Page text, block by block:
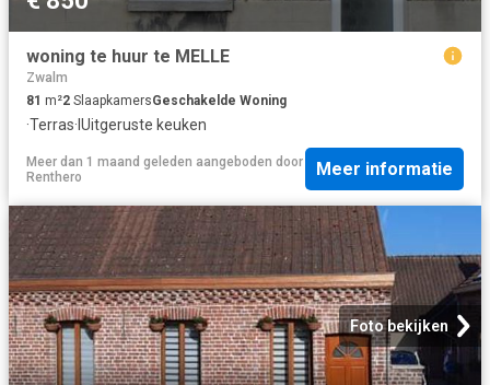
woning te huur te MELLE
Zwalm
81 m²2 SlaapkamersGeschakelde Woning
·Terras· IUitgeruste keuken
Meer dan 1 maand geleden aangeboden door
Renthero
Meer informatie
Foto bekijken